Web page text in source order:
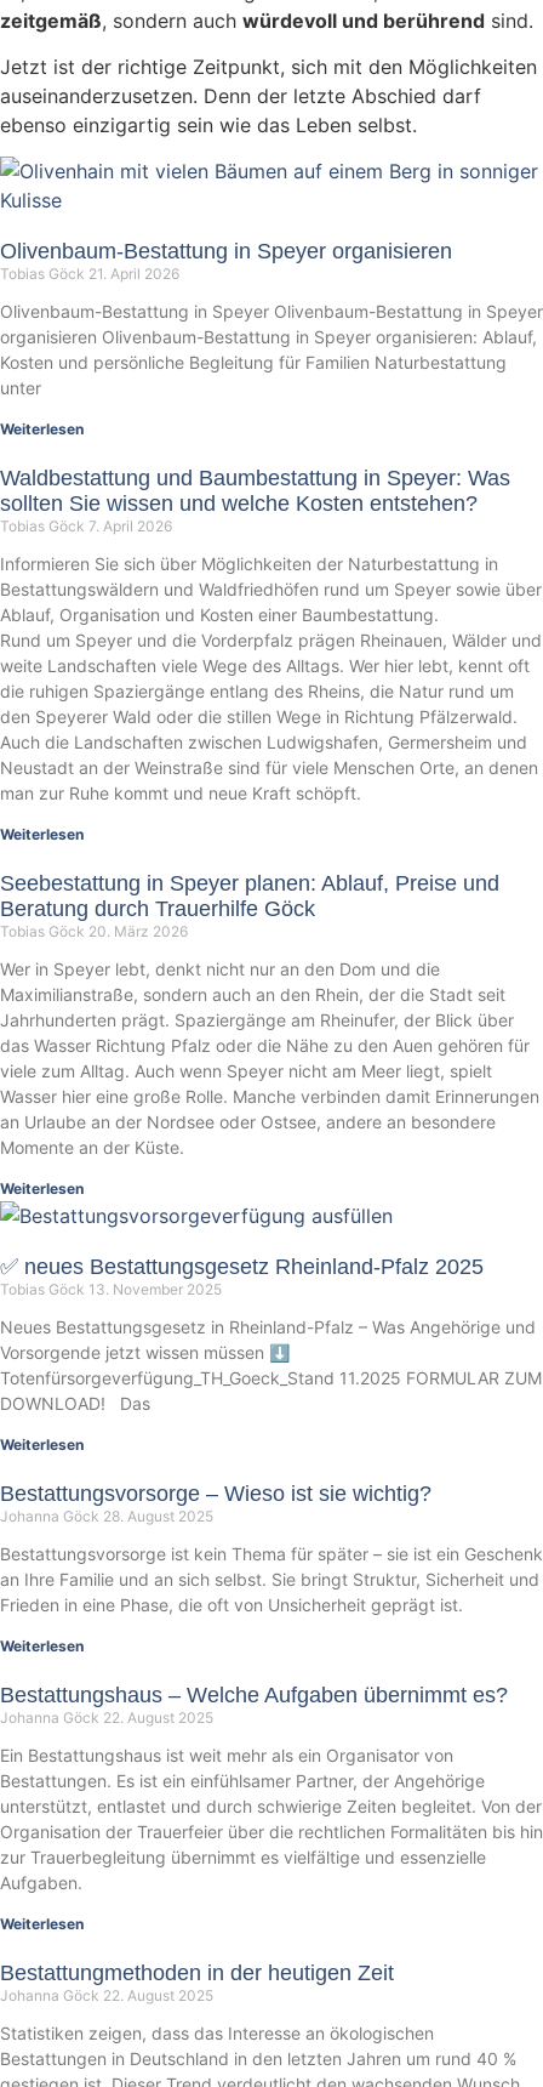
zeitgemäß, sondern auch würdevoll und berührend sind.
Jetzt ist der richtige Zeitpunkt, sich mit den Möglichkeiten
auseinanderzusetzen. Denn der letzte Abschied darf
ebenso einzigartig sein wie das Leben selbst.
Olivenbaum-Bestattung in Speyer organisieren
Tobias Göck 21. April 2026
Olivenbaum-Bestattung in Speyer Olivenbaum-Bestattung in Speyer
organisieren Olivenbaum-Bestattung in Speyer organisieren: Ablauf,
Kosten und persönliche Begleitung für Familien Naturbestattung
unter
Weiterlesen
Waldbestattung und Baumbestattung in Speyer: Was
sollten Sie wissen und welche Kosten entstehen?
Tobias Göck 7. April 2026
Informieren Sie sich über Möglichkeiten der Naturbestattung in
Bestattungswäldern und Waldfriedhöfen rund um Speyer sowie über
Ablauf, Organisation und Kosten einer Baumbestattung.
Rund um Speyer und die Vorderpfalz prägen Rheinauen, Wälder und
weite Landschaften viele Wege des Alltags. Wer hier lebt, kennt oft
die ruhigen Spaziergänge entlang des Rheins, die Natur rund um
den Speyerer Wald oder die stillen Wege in Richtung Pfälzerwald.
Auch die Landschaften zwischen Ludwigshafen, Germersheim und
Neustadt an der Weinstraße sind für viele Menschen Orte, an denen
man zur Ruhe kommt und neue Kraft schöpft.
Weiterlesen
Seebestattung in Speyer planen: Ablauf, Preise und
Beratung durch Trauerhilfe Göck
Tobias Göck 20. März 2026
Wer in Speyer lebt, denkt nicht nur an den Dom und die
Maximilianstraße, sondern auch an den Rhein, der die Stadt seit
Jahrhunderten prägt. Spaziergänge am Rheinufer, der Blick über
das Wasser Richtung Pfalz oder die Nähe zu den Auen gehören für
viele zum Alltag. Auch wenn Speyer nicht am Meer liegt, spielt
Wasser hier eine große Rolle. Manche verbinden damit Erinnerungen
an Urlaube an der Nordsee oder Ostsee, andere an besondere
Momente an der Küste.
Weiterlesen
✅ neues Bestattungsgesetz Rheinland-Pfalz 2025
Tobias Göck 13. November 2025
Neues Bestattungsgesetz in Rheinland-Pfalz – Was Angehörige und
Vorsorgende jetzt wissen müssen ⬇️
Totenfürsorgeverfügung_TH_Goeck_Stand 11.2025 FORMULAR ZUM
DOWNLOAD! Das
Weiterlesen
Bestattungsvorsorge – Wieso ist sie wichtig?
Johanna Göck 28. August 2025
Bestattungsvorsorge ist kein Thema für später – sie ist ein Geschenk
an Ihre Familie und an sich selbst. Sie bringt Struktur, Sicherheit und
Frieden in eine Phase, die oft von Unsicherheit geprägt ist.
Weiterlesen
Bestattungshaus – Welche Aufgaben übernimmt es?
Johanna Göck 22. August 2025
Ein Bestattungshaus ist weit mehr als ein Organisator von
Bestattungen. Es ist ein einfühlsamer Partner, der Angehörige
unterstützt, entlastet und durch schwierige Zeiten begleitet. Von der
Organisation der Trauerfeier über die rechtlichen Formalitäten bis hin
zur Trauerbegleitung übernimmt es vielfältige und essenzielle
Aufgaben.
Weiterlesen
Bestattungmethoden in der heutigen Zeit
Johanna Göck 22. August 2025
Statistiken zeigen, dass das Interesse an ökologischen
Bestattungen in Deutschland in den letzten Jahren um rund 40 %